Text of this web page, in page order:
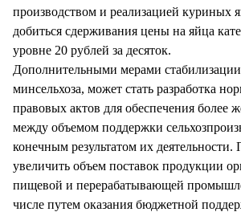
производством и реализацией куриных
добиться сдерживания цены на яйца
уровне 20 рублей за десяток.
Дополнительными мерами
минсельхоза, может стать разработка
правовых актов для обеспечения более
между объемом поддержки
конечным результатом их деятельности.
увеличить объем поставок продукции
пищевой и перерабатывающей
числе путем оказания бюджетной